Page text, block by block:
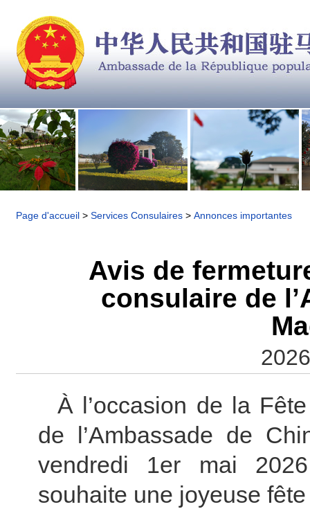
Page d'accueil > Services Consulaires > Annonces importantes
Avis de
consulaire de
À l’occasion de la
de l’Ambassade de
vendredi 1er mai
souhaite une joyeuse